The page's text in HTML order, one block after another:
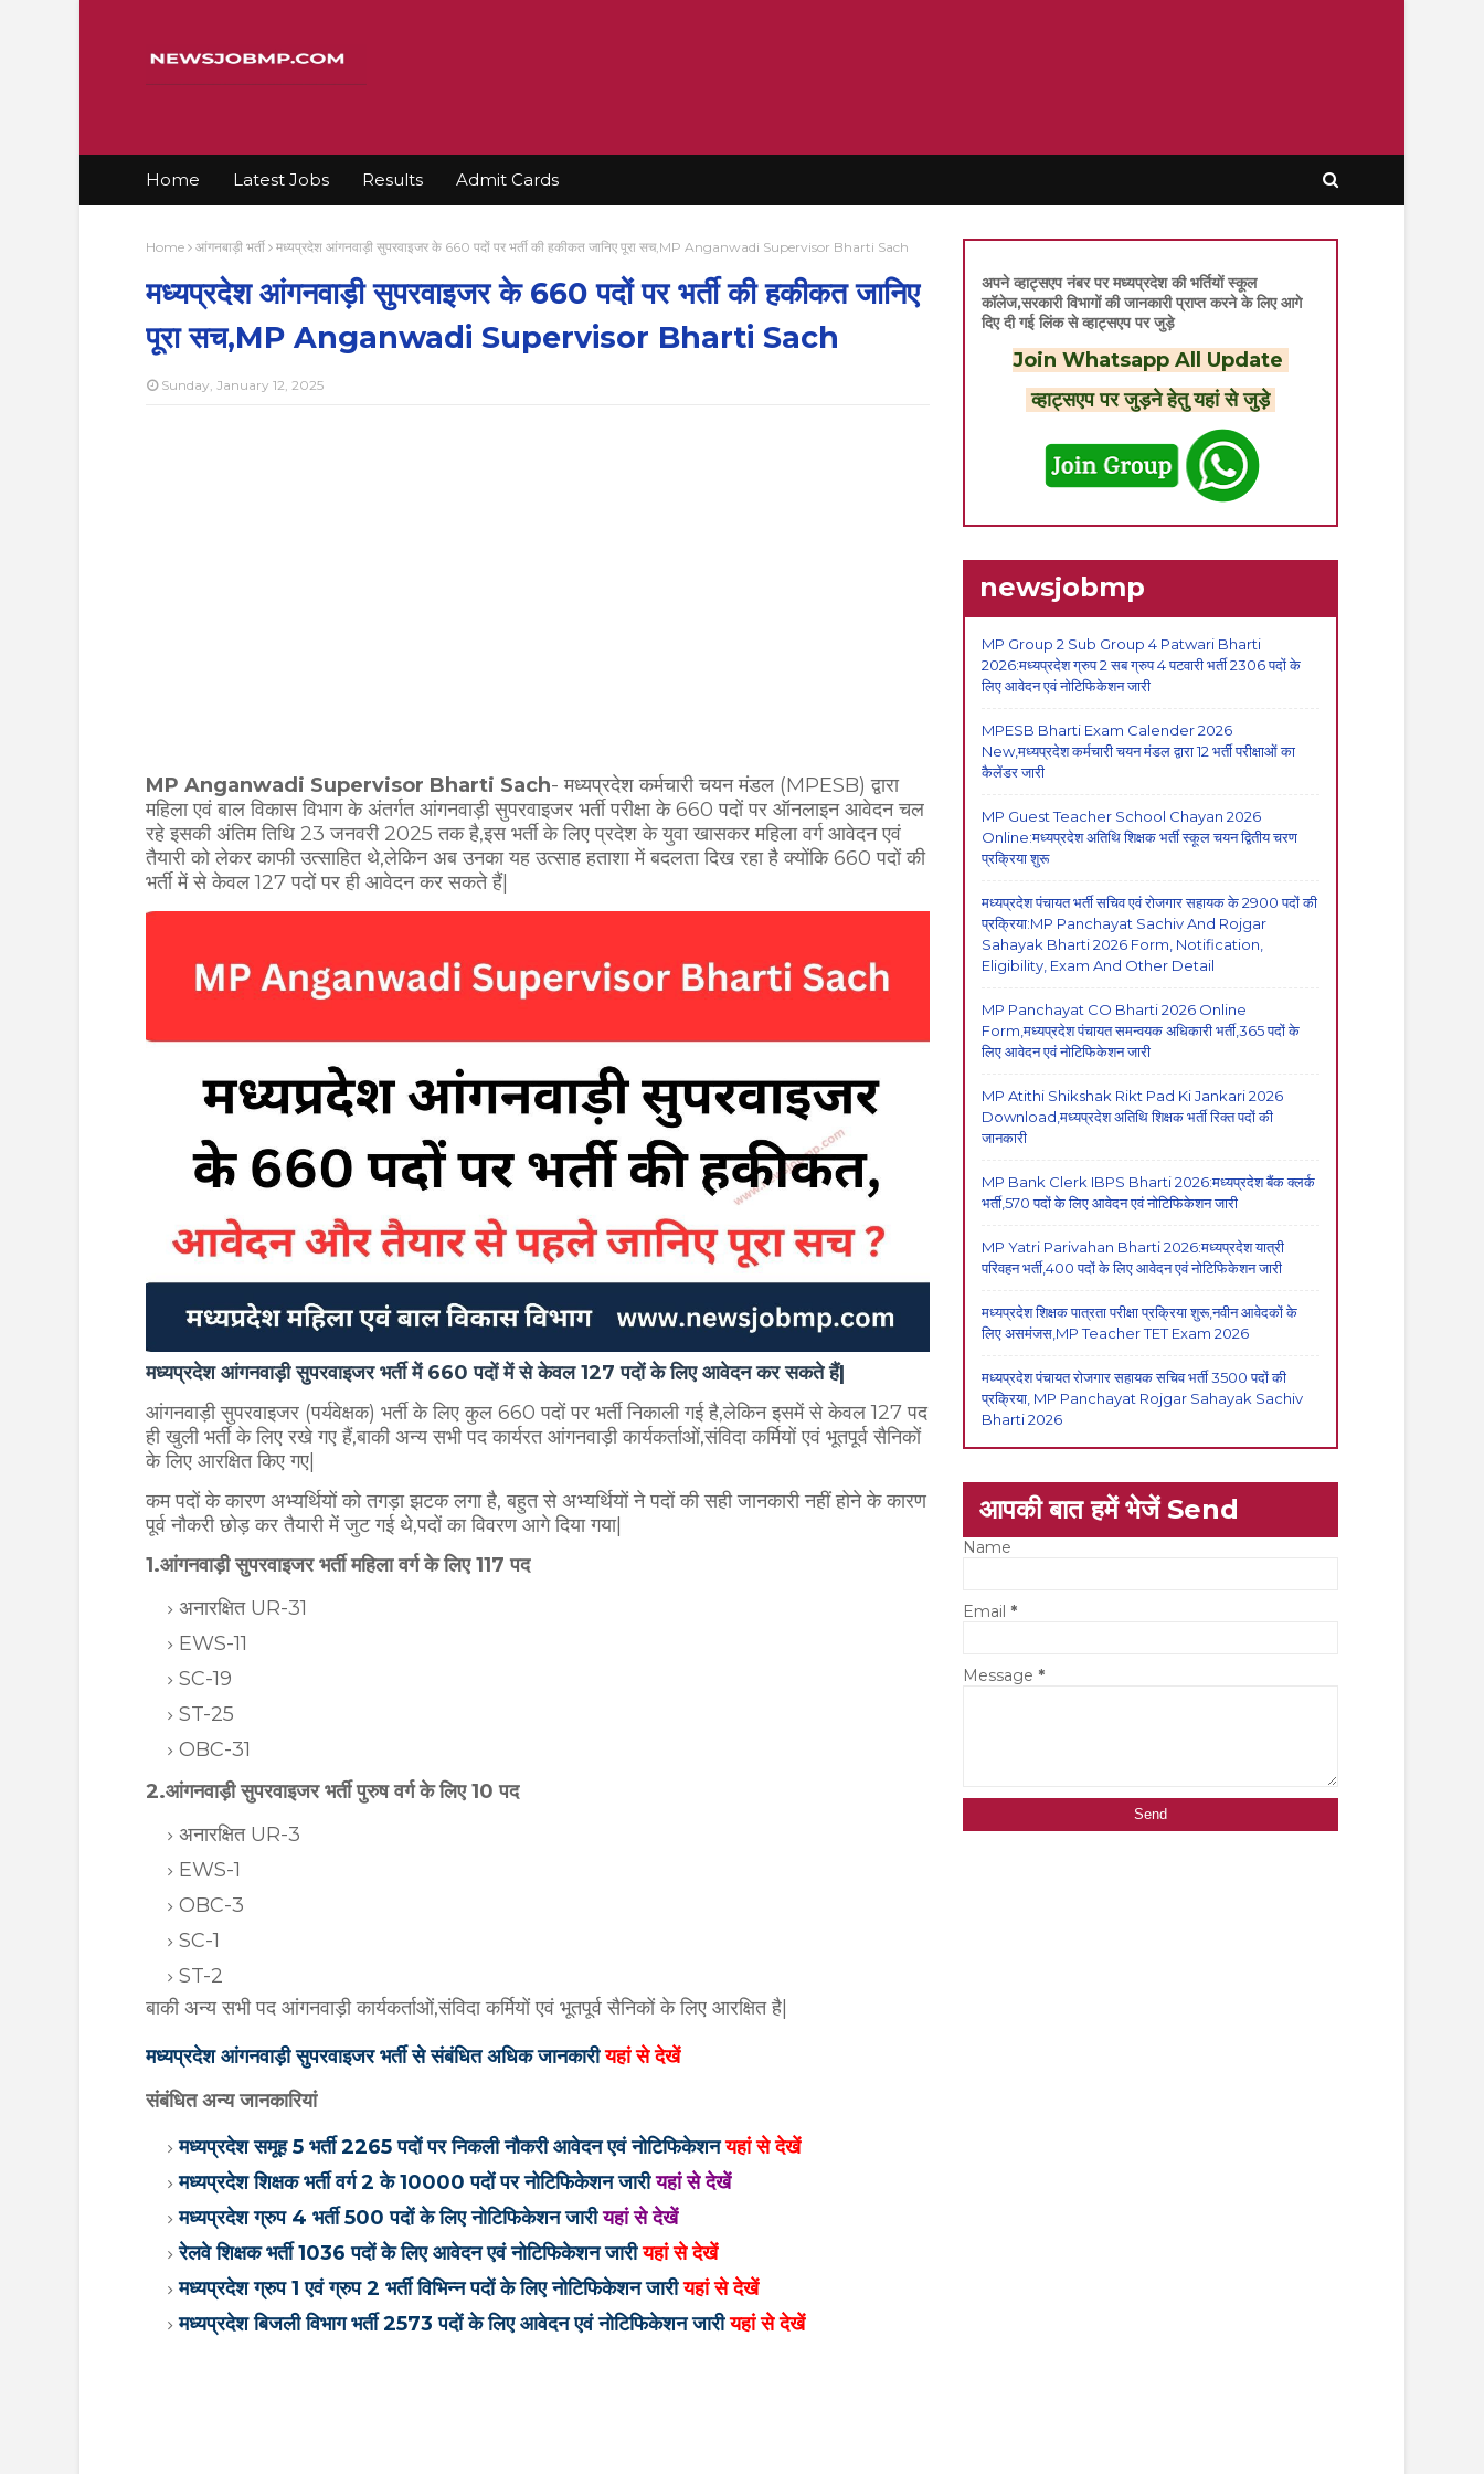
Home Latest Jobs Results Admit Cards
Home आंगनबाड़ी भर्ती मध्यप्रदेश आंगनवाड़ी सुपरवाइजर के 660 पदों पर भर्ती की हकीकत जानिए पूरा सच,MP Anganwadi Supervisor Bharti Sach
मध्यप्रदेश आंगनवाड़ी सुपरवाइजर के 660 पदों पर भर्ती की हकीकत जानिए
पूरा सच,MP Anganwadi Supervisor Bharti Sach
Sunday, January 12, 2025
MP Anganwadi Supervisor Bharti Sach- मध्यप्रदेश कर्मचारी चयन मंडल (MPESB) द्वारा
महिला एवं बाल विकास विभाग के अंतर्गत आंगनवाड़ी सुपरवाइजर भर्ती परीक्षा के 660 पदों पर ऑनलाइन आवेदन चल
रहे इसकी अंतिम तिथि 23 जनवरी 2025 तक है,इस भर्ती के लिए प्रदेश के युवा खासकर महिला वर्ग आवेदन एवं
तैयारी को लेकर काफी उत्साहित थे,लेकिन अब उनका यह उत्साह हताशा में बदलता दिख रहा है क्योंकि 660 पदों की
भर्ती में से केवल 127 पदों पर ही आवेदन कर सकते हैं|
मध्यप्रदेश आंगनवाड़ी सुपरवाइजर भर्ती में 660 पदों में से केवल 127 पदों के लिए आवेदन कर सकते हैं|
आंगनवाड़ी सुपरवाइजर (पर्यवेक्षक) भर्ती के लिए कुल 660 पदों पर भर्ती निकाली गई है,लेकिन इसमें से केवल 127 पद
ही खुली भर्ती के लिए रखे गए हैं,बाकी अन्य सभी पद कार्यरत आंगनवाड़ी कार्यकर्ताओं,संविदा कर्मियों एवं भूतपूर्व सैनिकों
के लिए आरक्षित किए गए|
कम पदों के कारण अभ्यर्थियों को तगड़ा झटक लगा है, बहुत से अभ्यर्थियों ने पदों की सही जानकारी नहीं होने के कारण
पूर्व नौकरी छोड़ कर तैयारी में जुट गई थे,पदों का विवरण आगे दिया गया|
1.आंगनवाड़ी सुपरवाइजर भर्ती महिला वर्ग के लिए 117 पद
अनारक्षित UR-31
EWS-11
SC-19
ST-25
OBC-31
2.आंगनवाड़ी सुपरवाइजर भर्ती पुरुष वर्ग के लिए 10 पद
अनारक्षित UR-3
EWS-1
OBC-3
SC-1
ST-2
बाकी अन्य सभी पद आंगनवाड़ी कार्यकर्ताओं,संविदा कर्मियों एवं भूतपूर्व सैनिकों के लिए आरक्षित है|
मध्यप्रदेश आंगनवाड़ी सुपरवाइजर भर्ती से संबंधित अधिक जानकारीयहां से देखें
संबंधित अन्य जानकारियां
मध्यप्रदेश समूह 5 भर्ती 2265 पदों पर निकली नौकरी आवेदन एवं नोटिफिकेशनयहां से देखें
मध्यप्रदेश शिक्षक भर्ती वर्ग 2 के 10000 पदों पर नोटिफिकेशन जारीयहां से देखें
मध्यप्रदेश ग्रुप 4 भर्ती 500 पदों के लिए नोटिफिकेशन जारीयहां से देखें
रेलवे शिक्षक भर्ती 1036 पदों के लिए आवेदन एवं नोटिफिकेशन जारीयहां से देखें
मध्यप्रदेश ग्रुप 1 एवं ग्रुप 2 भर्ती विभिन्न पदों के लिए नोटिफिकेशन जारीयहां से देखें
मध्यप्रदेश बिजली विभाग भर्ती 2573 पदों के लिए आवेदन एवं नोटिफिकेशन जारीयहां से देखें
अपने व्हाट्सएप नंबर पर मध्यप्रदेश की भर्तियों स्कूल
कॉलेज,सरकारी विभागों की जानकारी प्राप्त करने के लिए आगे
दिए दी गई लिंक से व्हाट्सएप पर जुड़े
Join Whatsapp All Update
व्हाट्सएप पर जुड़ने हेतु यहां से जुड़े
newsjobmp
MP Group 2 Sub Group 4 Patwari Bharti
2026:मध्यप्रदेश ग्रुप 2 सब ग्रुप 4 पटवारी भर्ती 2306 पदों के
लिए आवेदन एवं नोटिफिकेशन जारी
MPESB Bharti Exam Calender 2026
New,मध्यप्रदेश कर्मचारी चयन मंडल द्वारा 12 भर्ती परीक्षाओं का
कैलेंडर जारी
MP Guest Teacher School Chayan 2026
Online:मध्यप्रदेश अतिथि शिक्षक भर्ती स्कूल चयन द्वितीय चरण
प्रक्रिया शुरू
मध्यप्रदेश पंचायत भर्ती सचिव एवं रोजगार सहायक के 2900 पदों की
प्रक्रिया:MP Panchayat Sachiv And Rojgar
Sahayak Bharti 2026 Form, Notification,
Eligibility, Exam And Other Detail
MP Panchayat CO Bharti 2026 Online
Form,मध्यप्रदेश पंचायत समन्वयक अधिकारी भर्ती,365 पदों के
लिए आवेदन एवं नोटिफिकेशन जारी
MP Atithi Shikshak Rikt Pad Ki Jankari 2026
Download,मध्यप्रदेश अतिथि शिक्षक भर्ती रिक्त पदों की
जानकारी
MP Bank Clerk IBPS Bharti 2026:मध्यप्रदेश बैंक क्लर्क
भर्ती,570 पदों के लिए आवेदन एवं नोटिफिकेशन जारी
MP Yatri Parivahan Bharti 2026:मध्यप्रदेश यात्री
परिवहन भर्ती,400 पदों के लिए आवेदन एवं नोटिफिकेशन जारी
मध्यप्रदेश शिक्षक पात्रता परीक्षा प्रक्रिया शुरू,नवीन आवेदकों के
लिए असमंजस,MP Teacher TET Exam 2026
मध्यप्रदेश पंचायत रोजगार सहायक सचिव भर्ती 3500 पदों की
प्रक्रिया, MP Panchayat Rojgar Sahayak Sachiv
Bharti 2026
आपकी बात हमें भेजें Send
Name
Email *
Message *